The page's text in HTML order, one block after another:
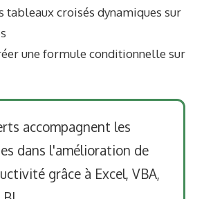
tableaux croisés dynamiques sur
une formule conditionnelle sur
accompagnent les
dans l'amélioration de
grâce à Excel, VBA,